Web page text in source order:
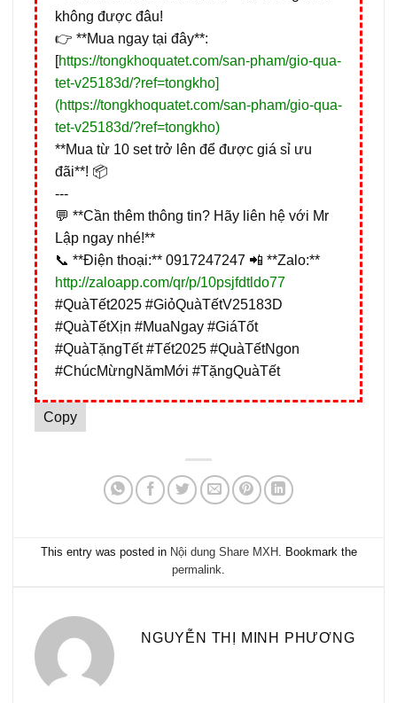
không được đâu!
👉 **Mua ngay tại đây**:
[https://tongkhoquatet.com/san-pham/gio-qua-
tet-v25183d/?ref=tongkho]
(https://tongkhoquatet.com/san-pham/gio-qua-
tet-v25183d/?ref=tongkho)
**Mua từ 10 set trở lên để được giá sỉ ưu
đãi**! 📦
---
💬 **Cần thêm thông tin? Hãy liên hệ với Mr
Lập ngay nhé!**
📞 **Điện thoại:** 0917247247 📲 **Zalo:**
http://zaloapp.com/qr/p/10psjfdtldo77
#QuàTết2025 #GiỏQuàTếtV25183D
#QuàTếtXịn #MuaNgay #GiáTốt
#QuàTặngTết #Tết2025 #QuàTếtNgon
#ChúcMừngNămMới #TặngQuàTết
Copy
This entry was posted in Nội dung Share MXH . Bookmark the
permalink.
NGUYỄN THỊ MINH PHƯƠNG